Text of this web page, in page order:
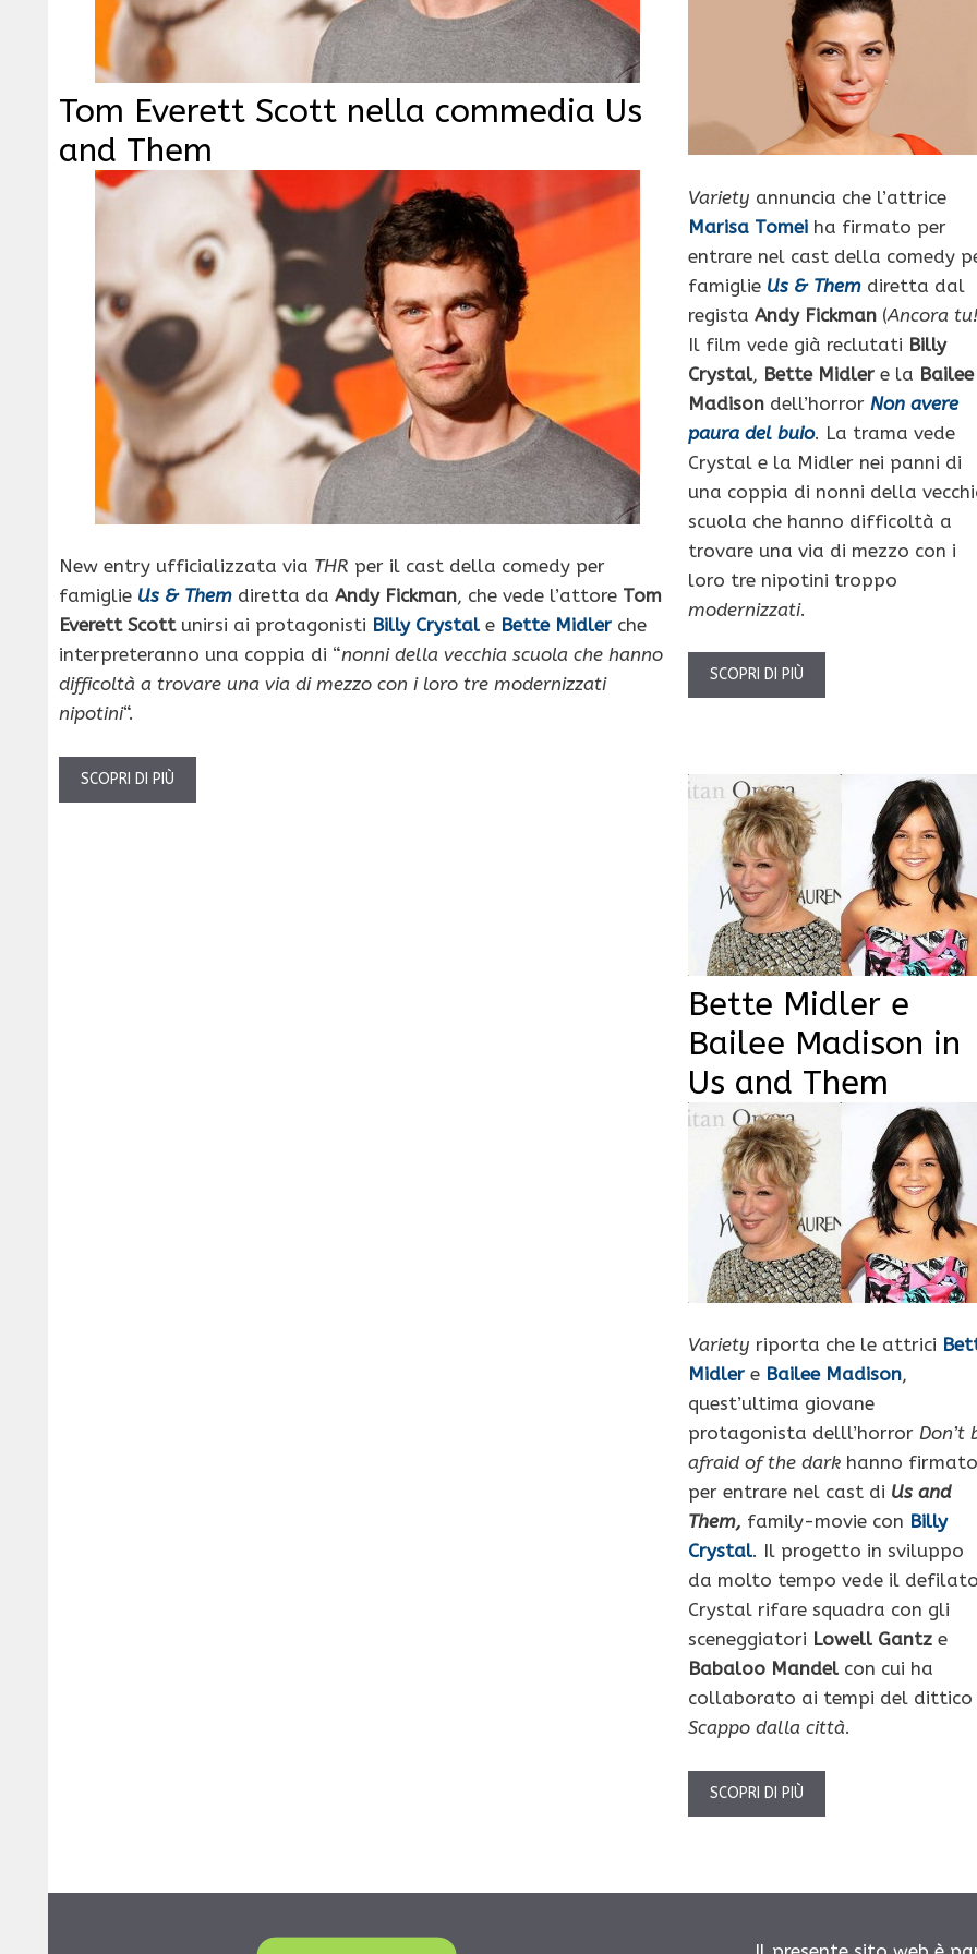
Tom Everett Scott nella commedia Us
and Them
New entry ufficializzata via THR per il cast della comedy per
famiglie Us & Them diretta da Andy Fickman, che vede l’attore Tom
Everett Scottunirsi ai protagonisti Billy Crystale Bette Midler che
interpreteranno una coppia di “nonni della vecchia scuola che hanno
difficoltà a trovare una via di mezzo con i loro tre modernizzati
nipotini“.
SCOPRI DI PIÙ
Variety annuncia che l’attrice
Marisa Tomeiha firmato per
entrare nel cast della comedy
famiglie Us & Themdiretta dal
regista Andy Fickman(Ancora tu!
Il film vede già reclutati Billy
Crystal, Bette Midlere la Bailee
Madisondell’horror Non avere
paura del buio. La trama vede
Crystal e la Midler nei panni di
una coppia di nonni della
scuola che hanno difficoltà a
trovare una via di mezzo con i
loro tre nipotini troppo
modernizzati.
SCOPRI DI PIÙ
Bette Midler e
Bailee Madison in
Us and Them
Variety riporta che le attrici
Midlere Bailee Madison,
quest’ultima giovane
protagonista delll’horror Don’t
afraid of the darkhanno firmato
per entrare nel cast di Us and
Them, family-movie con Billy
Crystal. Il progetto in sviluppo
da molto tempo vede il
Crystal rifare squadra con gli
sceneggiatori Lowell Gantze
Babaloo Mandelcon cui ha
collaborato ai tempi del dittico
Scappo dalla città.
SCOPRI DI PIÙ